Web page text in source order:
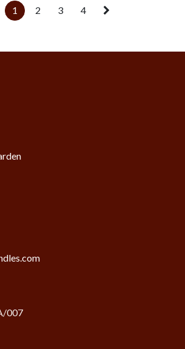
1 2 3 4
007